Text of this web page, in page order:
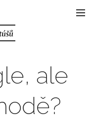
ale